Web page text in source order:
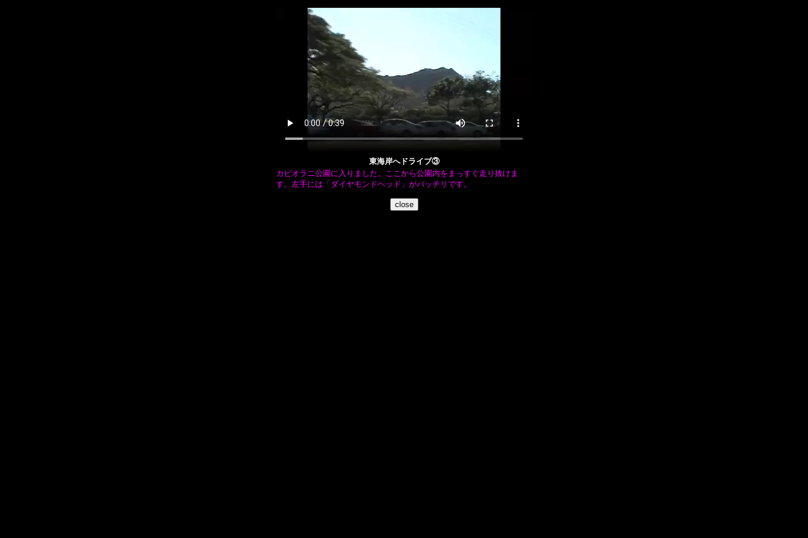
東海岸へドライブ③
カピオラニ公園に入りました。ここから公園内をまっすぐ走り抜けま
す。左手には「ダイヤモンドヘッド」がバッチリです。